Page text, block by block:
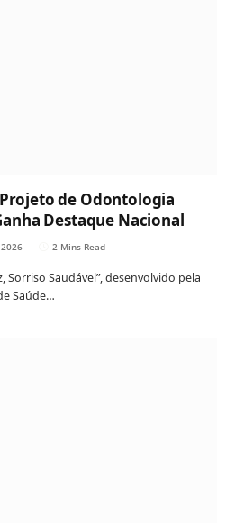
Projeto de Odontologia
Destaque Nacional
2 Mins Read
Sorriso Saudável”, desenvolvido pela
Saúde…